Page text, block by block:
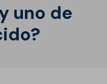
uno de